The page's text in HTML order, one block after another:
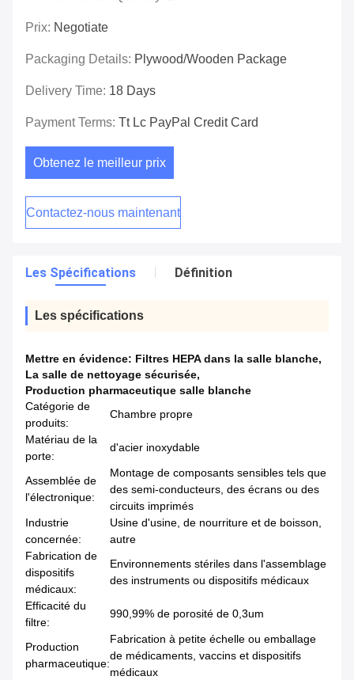
Prix: Negotiate
Packaging Details: Plywood/wooden Package
Delivery Time: 18 Days
Payment Terms: Tt Lc PayPal Credit Card
Obtenez le meilleur prix
Contactez-nous maintenant
Les Spécifications Définition
Les spécifications
Mettre en évidence: Filtres HEPA dans la salle blanche,
La salle de nettoyage sécurisée,
Production pharmaceutique salle blanche
Catégorie de
produits:
Chambre propre
Matériau de la
porte:
d'acier inoxydable
Assemblée de
l'électronique:
Montage de composants sensibles tels que
des semi-conducteurs, des écrans ou des
circuits imprimés
Industrie
concernée:
Usine d'usine, de nourriture et de boisson,
autre
Fabrication de
dispositifs
médicaux:
Environnements stériles dans l'assemblage
des instruments ou dispositifs médicaux
Efficacité du
filtre:
990,99% de porosité de 0,3um
Production
pharmaceutique:
Fabrication à petite échelle ou emballage
de médicaments, vaccins et dispositifs
médicaux